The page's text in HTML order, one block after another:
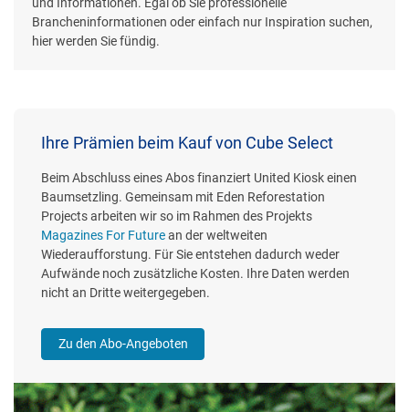
Brancheninformationen oder einfach nur Inspiration suchen,
hier werden Sie fündig.
Ihre Prämien beim Kauf von Cube Select
Beim Abschluss eines Abos finanziert United Kiosk einen
Baumsetzling. Gemeinsam mit Eden Reforestation
Projects arbeiten wir so im Rahmen des Projekts
Magazines For Futurean der weltweiten
Wiederaufforstung. Für Sie entstehen dadurch weder
Aufwände noch zusätzliche Kosten. Ihre Daten werden
nicht an Dritte weitergegeben.
Zu den Abo-Angeboten